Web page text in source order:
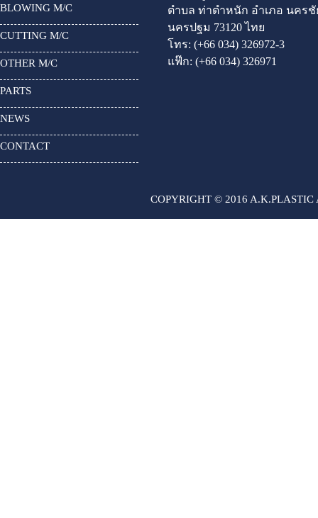
BLOWING M/C
CUTTING M/C
OTHER M/C
PARTS
NEWS
CONTACT
ตำบล ท่าตำหนัก อำเภอ นครชั
นครปฐม 73120 ไทย
โทร: (+66 034) 326972-3
แฟ๊ก: (+66 034) 326971
COPYRIGHT © 2016 A.K.PLASTIC